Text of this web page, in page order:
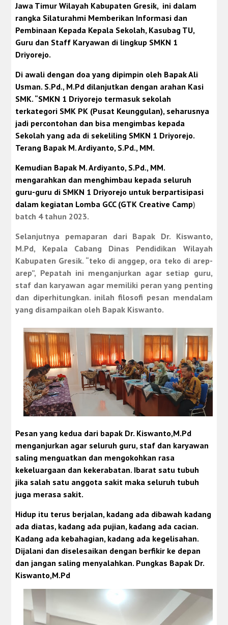
Jawa Timur Wilayah Kabupaten Gresik, ini dalam
rangka Silaturahmi Memberikan Informasi dan
Pembinaan Kepada Kepala Sekolah, Kasubag TU,
Guru dan Staff Karyawan di lingkup SMKN 1
Driyorejo.
Di awali dengan doa yang dipimpin oleh Bapak Ali
Usman. S.Pd., M.Pd dilanjutkan dengan arahan Kasi
SMK. “SMKN 1 Driyorejo termasuk sekolah
terkategori SMK PK (Pusat Keunggulan), seharusnya
jadi percontohan dan bisa mengimbas kepada
Sekolah yang ada di sekeliling SMKN 1 Driyorejo.
Terang Bapak M. Ardiyanto, S.Pd., MM.
Kemudian Bapak M. Ardiyanto, S.Pd., MM.
mengarahkan dan menghimbau kepada seluruh
guru-guru di SMKN 1 Driyorejo untuk berpartisipasi
dalam kegiatan Lomba GCC (GTK Creative Camp)
batch 4 tahun 2023.
Selanjutnya pemaparan dari Bapak Dr. Kiswanto,
M.Pd, Kepala Cabang Dinas Pendidikan Wilayah
Kabupaten Gresik. “teko di anggep, ora teko di arep-
arep”, Pepatah ini menganjurkan agar setiap guru,
staf dan karyawan agar memiliki peran yang penting
dan diperhitungkan. inilah filosofi pesan mendalam
yang disampaikan oleh Bapak Kiswanto.
Pesan yang kedua dari bapak Dr. Kiswanto,M.Pd
menganjurkan agar seluruh guru, staf dan karyawan
saling menguatkan dan mengokohkan rasa
kekeluargaan dan kekerabatan. Ibarat satu tubuh
jika salah satu anggota sakit maka seluruh tubuh
juga merasa sakit.
Hidup itu terus berjalan, kadang ada dibawah kadang
ada diatas, kadang ada pujian, kadang ada cacian.
Kadang ada kebahagian, kadang ada kegelisahan.
Dijalani dan diselesaikan dengan berfikir ke depan
dan jangan saling menyalahkan. Pungkas Bapak Dr.
Kiswanto,M.Pd